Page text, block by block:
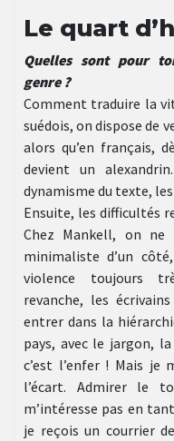
Le quart
Quelles sont pour
genre ?
Comment traduire la
suédois, on dispose de
alors qu’en français,
devient un
dynamisme du texte,
Ensuite, les difficultés
Chez Mankell, on ne
minimaliste d’un
violence toujours
revanche, les
entrer dans la
pays, avec le jargon,
c’est l’enfer ! Mais je
l’écart. Admirer le
m’intéresse pas en
je reçois un courrier